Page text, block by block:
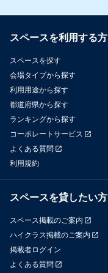
スペースを利用する方
スペースを探す
会場タイプから探す
利用用途から探す
都道府県から探す
ランキングから探す
コーポレートサービス
よくある質問
利用規約
スペースを貸したい方
スペース掲載のご案内
ハイクラス掲載のご案内
掲載者ログイン
よくある質問